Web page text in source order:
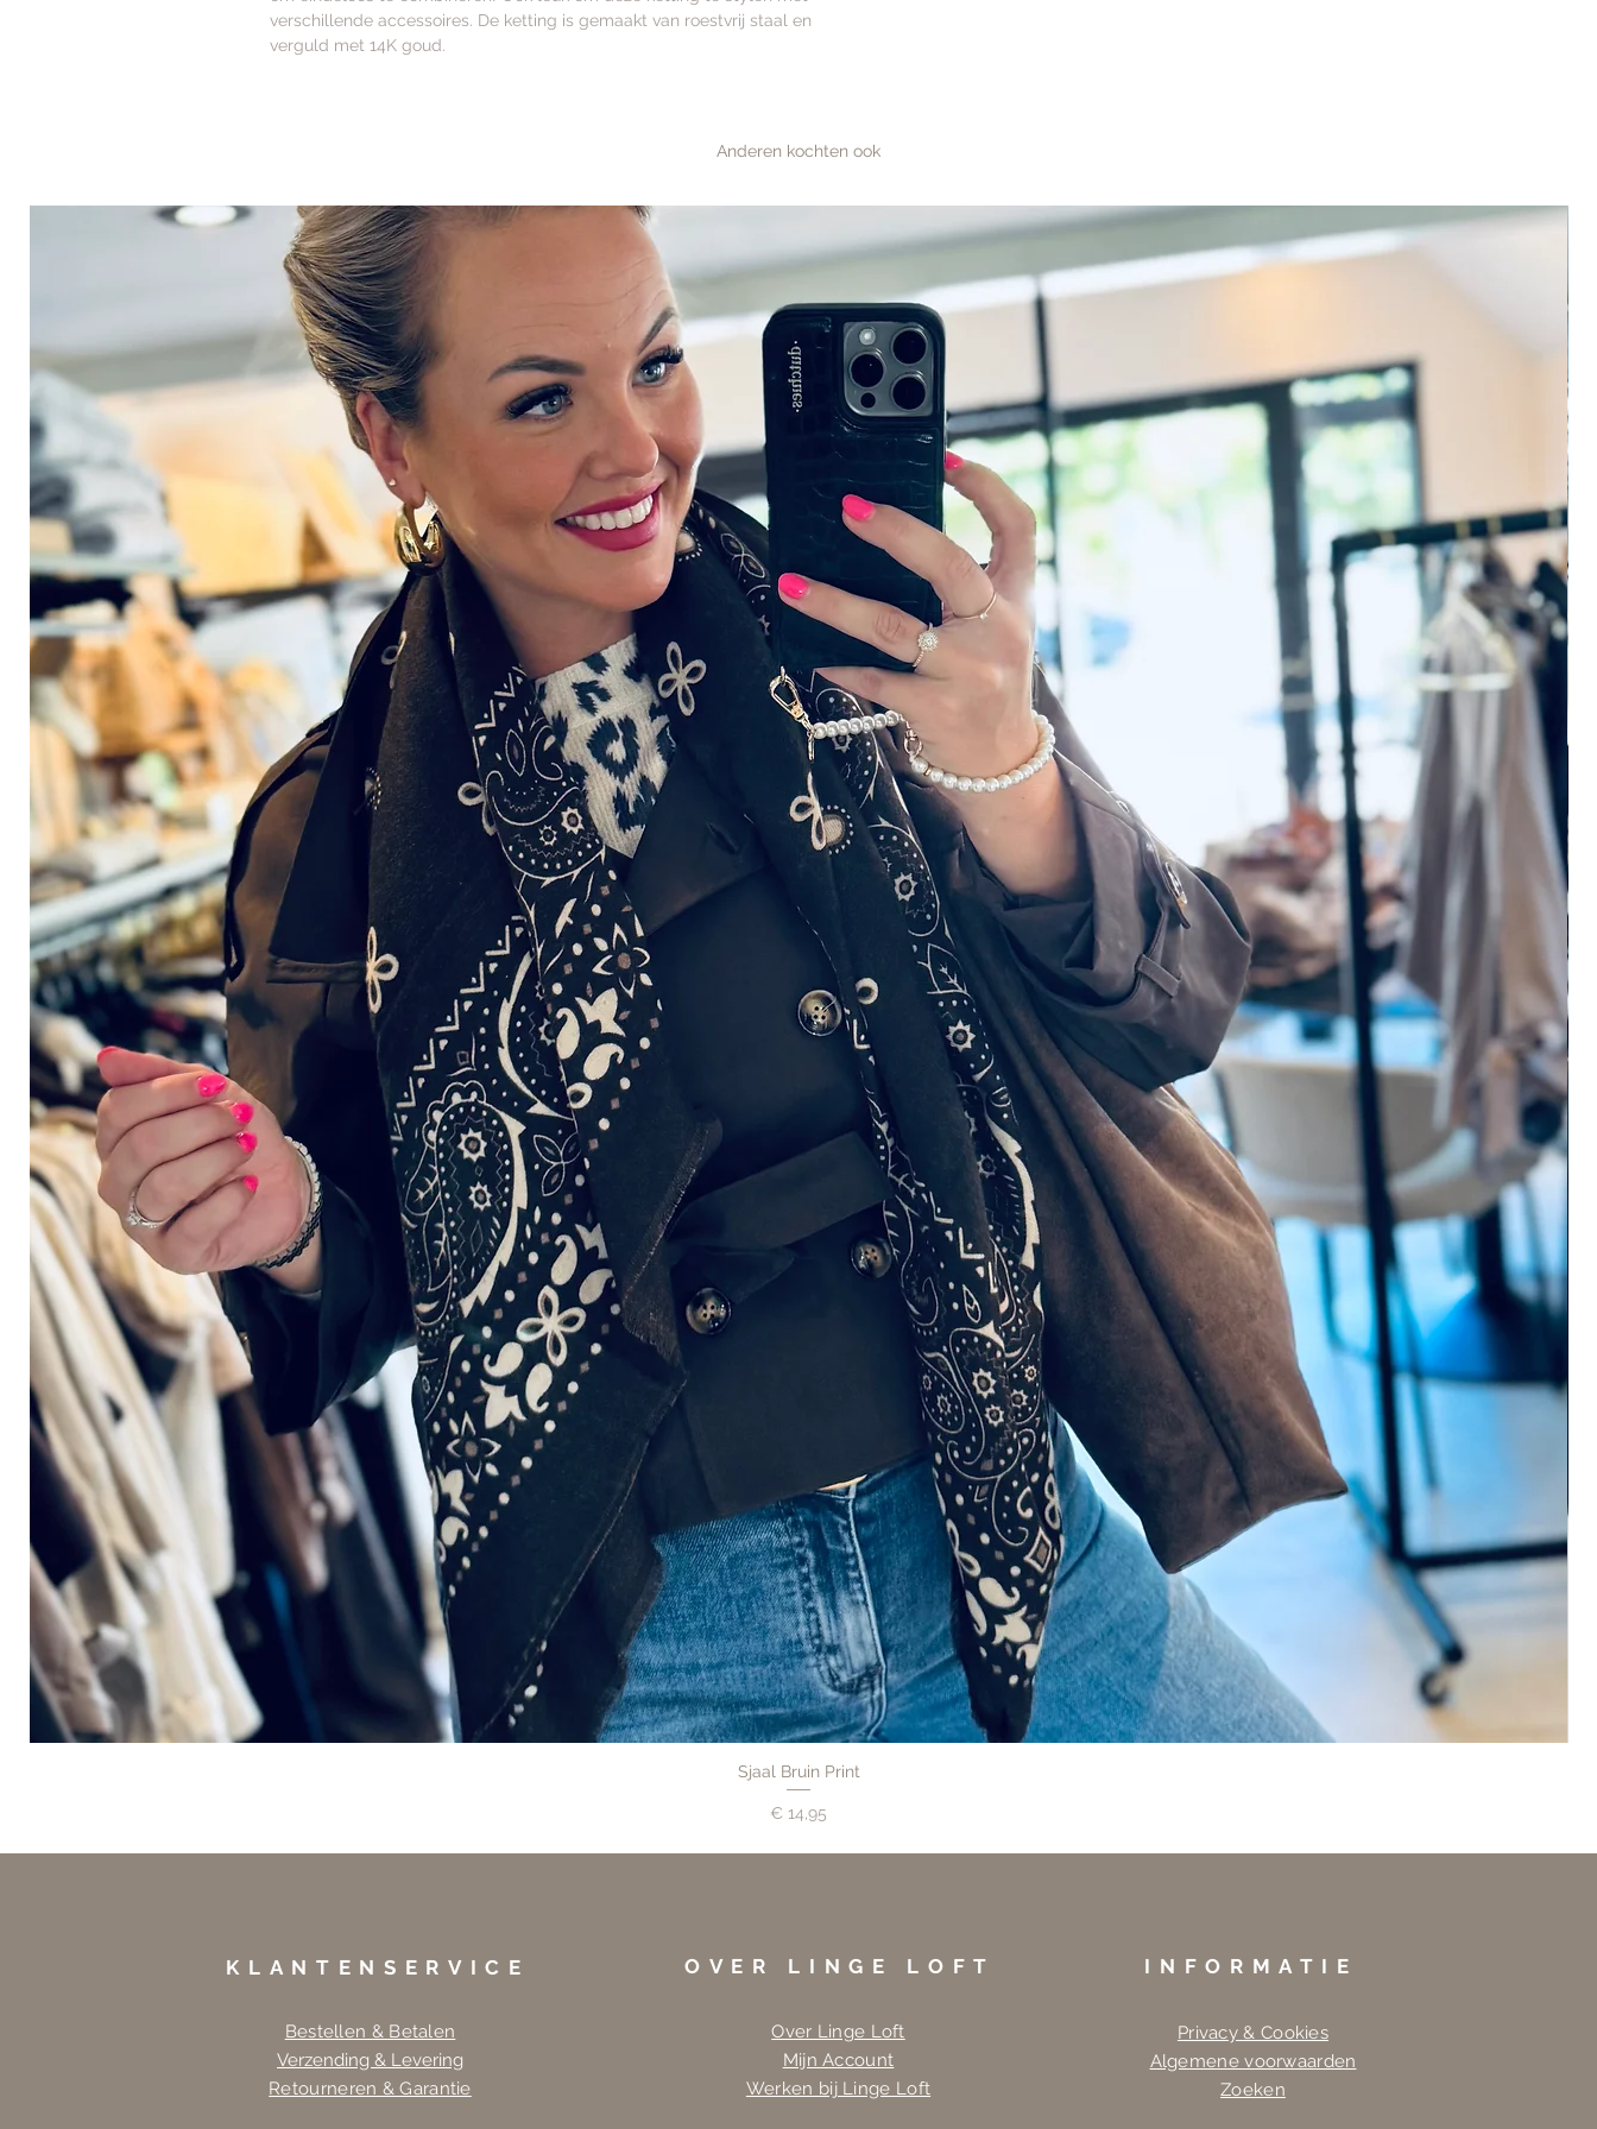
verschillende accessoires. De ketting is gemaakt van roestvrij staal en
verguld met 14K goud.
Anderen kochten ook
Sjaal Bruin Print
Prijs
€ 14,95
KLANTENSERVICE
Bestellen & Betalen
Verzending & Levering
Retourneren & Garantie
OVER LINGE LOFT
Over Linge Loft
Mijn Account
Werken bij Linge Loft
INFORMATIE
Privacy & Cookies
Algemene voorwaarden
Zoeken